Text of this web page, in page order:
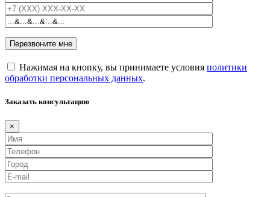
Нажимая на кнопку, вы принимаете условия политики
обработки персональных данных.
Заказать консультацию
×